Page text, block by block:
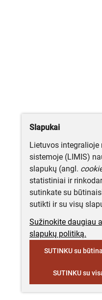
Slapukai
Lietuvos
sistemoje (LIMIS)
slapukų (angl.
statistiniai ir
sutinkate su
sutikti ir su visų
Sužinokite daugiau
slapukų politiką.
SUTINKU su
SUTINKU su